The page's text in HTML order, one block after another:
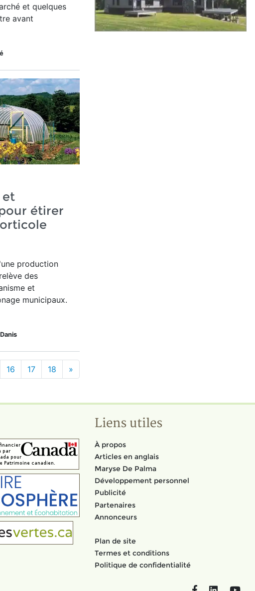
et quelques
avant
et
étirer
ne production
des
et
municipaux.
16 17 18 »
Liens utiles
À propos
Articles en anglais
Maryse De Palma
Développement personnel
Publicité
Partenaires
Annonceurs
Plan de site
Termes et conditions
Politique de confidentialité